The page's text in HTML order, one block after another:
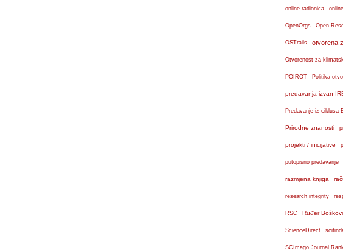
online radionica
OpenOrgs Open
OSTrails otvorena
Otvorenost za
POIROT Politika
predavanja izvan
Predavanje iz ciklusa
Prirodne znanosti
projekti / inicijative
putopisno predavanje
razmjena knjiga
research integrity
RSC Ruđer
ScienceDirect
SCImago Journal